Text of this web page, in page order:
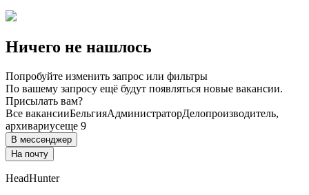
Ничего не нашлось
Попробуйте изменить запрос или фильтры
По вашему запросу ещё будут появляться новые вакансии.
Присылать вам?
Все вакансииБельгияАдминистраторДелопроизводитель,
архивариусеще 9
В мессенджер
На почту
HeadHunter